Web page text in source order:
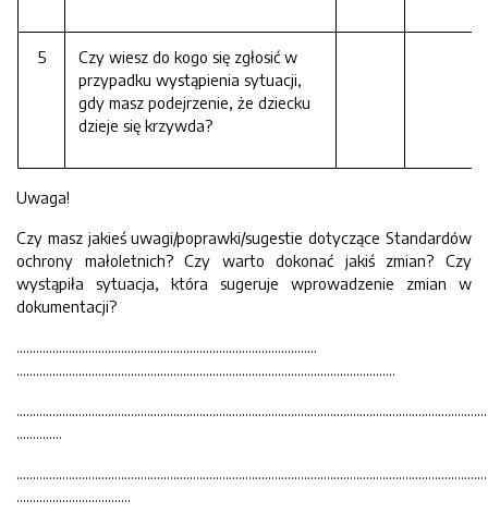
5
Czy wiesz do kogo się zgłosić w
przypadku wystąpienia sytuacji,
gdy masz podejrzenie, że dziecku
dzieje się krzywda?
Uwaga!
Czy masz jakieś uwagi/poprawki/sugestie dotyczące Standardów
ochrony małoletnich? Czy warto dokonać jakiś zmian? Czy
wystąpiła sytuacja, która sugeruje wprowadzenie zmian w
dokumentacji?
………………………………………………………………………………..
……………………………………………………………………………………………………..
…………..
……………………………..